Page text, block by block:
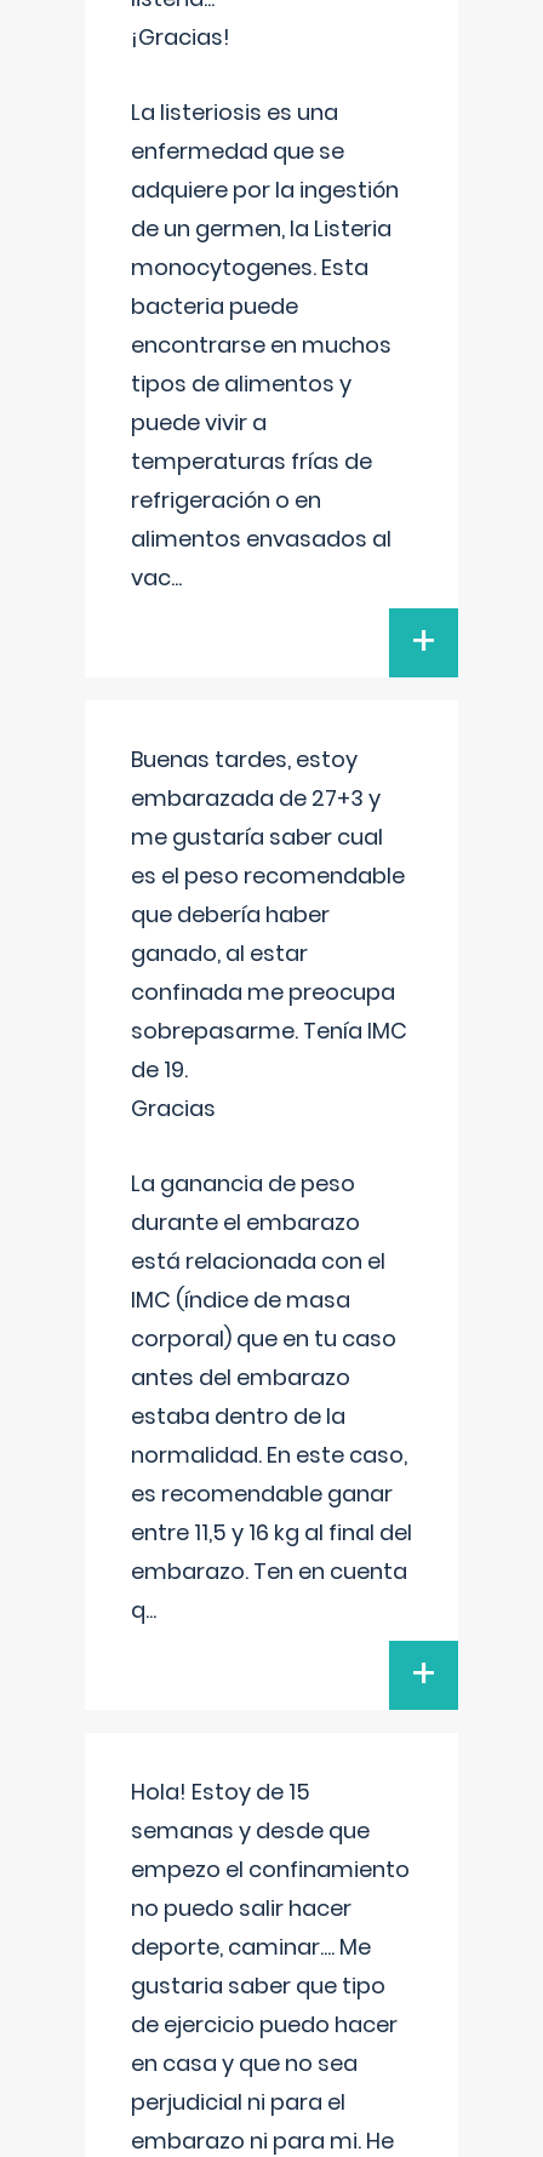
¡Gracias!
La listeriosis es una
enfermedad que se
adquiere por la ingestión
de un germen, la Listeria
monocytogenes. Esta
bacteria puede
encontrarse en muchos
tipos de alimentos y
puede vivir a
temperaturas frías de
refrigeración o en
alimentos envasados al
vac...
+
Buenas tardes, estoy
embarazada de 27+3 y
me gustaría saber cual
es el peso recomendable
que debería haber
ganado, al estar
confinada me preocupa
sobrepasarme. Tenía IMC
de 19.
Gracias
La ganancia de peso
durante el embarazo
está relacionada con el
IMC (índice de masa
corporal) que en tu caso
antes del embarazo
estaba dentro de la
normalidad. En este caso,
es recomendable ganar
entre 11,5 y 16 kg al final del
embarazo. Ten en cuenta
q...
+
Hola! Estoy de 15
semanas y desde que
empezo el confinamiento
no puedo salir hacer
deporte, caminar.... Me
gustaria saber que tipo
de ejercicio puedo hacer
en casa y que no sea
perjudicial ni para el
embarazo ni para mi. He